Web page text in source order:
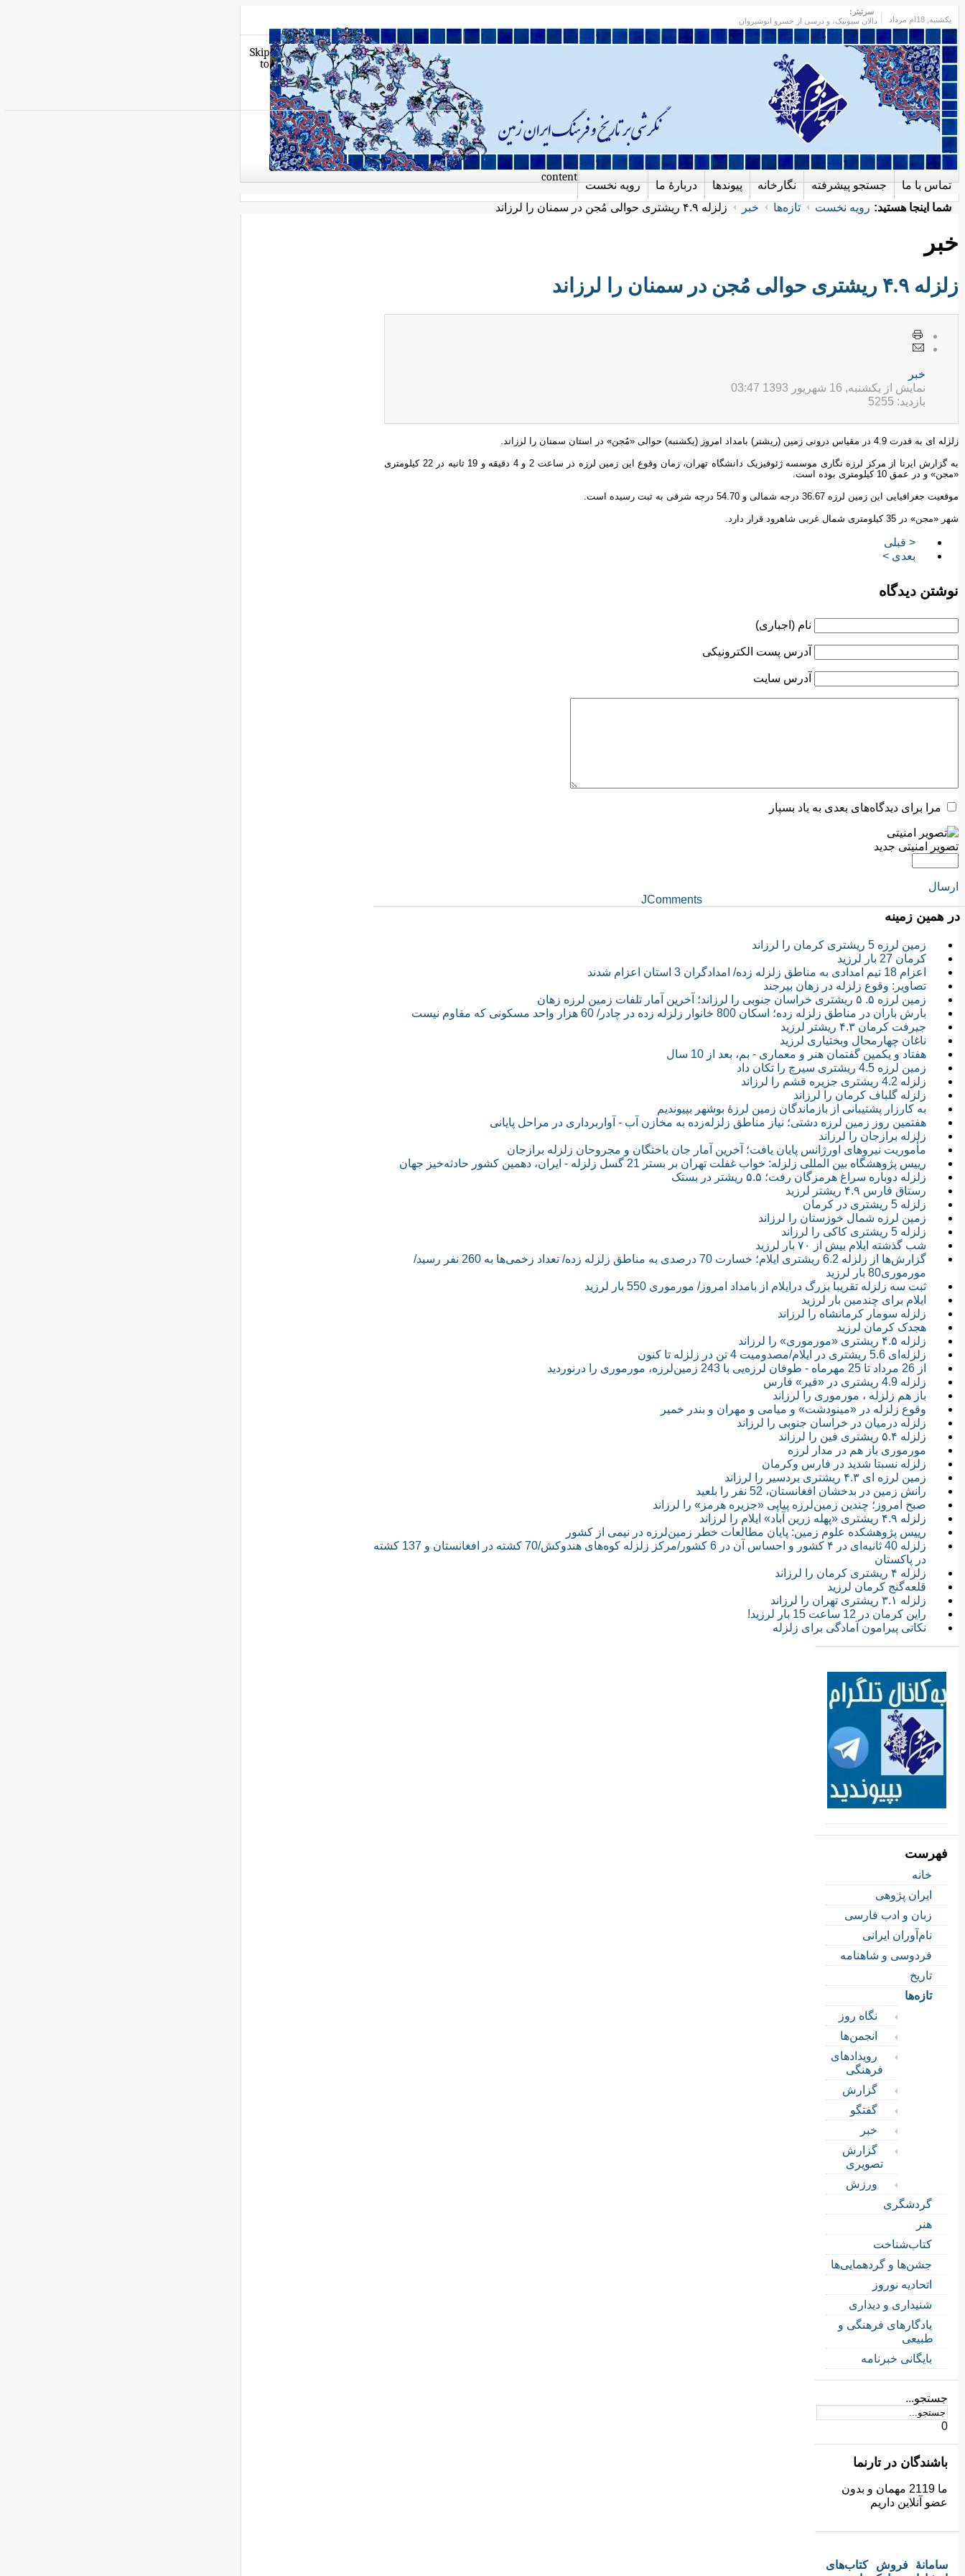
یکشنبه
سرتیتر:
دالان سیونیک، و درسی از خسرو انوشیروان
رویه نخست دربارهٔ ما پیوندها نگارخانه جستجو پیشرفته تماس با ما
Skip
to
content
شما اینجا هستید: رویه نخست تازه‌ها خبر زلزله ۴.۹ ریشتری حوالی مُجن در سمنان را لرزاند
خبر
زلزله ۴.۹ ریشتری حوالی مُجن در سمنان را لرزاند
خبر
نمایش از یکشنبه, 16 شهریور 1393 03:47
بازدید: 5255
زلزله ای به قدرت 4.9 در مقیاس درونی زمین (ریشتر) بامداد امروز (یکشنبه) حوالی «مُجن» در استان سمنان را لرزاند.
به گزارش ایرنا از مرکز لرزه نگاری موسسه ژئوفیزیک دانشگاه تهران، زمان وقوع این زمین لرزه در ساعت 2 و 4 دقیقه و 19 ثانیه در 22 کیلومتری
«مجن» و در عمق 10 کیلومتری بوده است.
موقعیت جغرافیایی این زمین لرزه 36.67 درجه شمالی و 54.70 درجه شرقی به ثبت رسیده است.
شهر «مجن» در 35 کیلومتری شمال غربی شاهرود قرار دارد.
< قبلی
بعدی >
نوشتن دیدگاه
نام (اجباری)
آدرس پست الکترونیکی
آدرس سایت
مرا برای دیدگاه‌های بعدی به یاد بسپار
تصویر امنیتی جدید
ارسال
JComments
در همین زمینه
زمین لرزه 5 ریشتری کرمان را لرزاند
کرمان 27 بار لرزید
اعزام 18 تیم امدادی به مناطق زلزله زده/ امدادگران 3 استان اعزام شدند
تصاویر: وقوع زلزله در زهان بیرجند
زمین لرزه ۵. ۵ ریشتری خراسان جنوبی را لرزاند؛ آخرین آمار تلفات زمین لرزه زهان
بارش باران در مناطق زلزله زده؛ اسکان 800 خانوار زلزله زده در چادر/ 60 هزار واحد مسکونی که مقاوم نیست
جیرفت کرمان ۴.۳ ریشتر لرزید
ناغان چهارمحال وبختیاری لرزید
هفتاد و یکمین گفتمان هنر و معماری - بم، بعد از 10 سال
زمین لرزه 4.5 ریشتری سیرچ را تکان داد
زلزله 4.2 ریشتری جزیره قشم را لرزاند
زلزله گلباف کرمان را لرزاند
به کارزار پشتیبانی از بازماندگان زمین لرزۀ بوشهر بپیوندیم
هفتمین روز زمین لرزه دشتی؛ نیاز مناطق زلزله‌زده به مخازن آب - آواربرداری در مراحل پایانی
زلزله برازجان را لرزاند
مأموریت نیروهای اورژانس پایان یافت؛ آخرین آمار جان باختگان و مجروحان زلزله برازجان
رییس پژوهشگاه بین المللی زلزله‌: خواب غفلت تهران بر بستر 21 گسل زلزله - ایران، دهمین کشور حادثه‌خیز جهان
زلزله دوباره سراغ هرمزگان رفت؛ ۵.۵ ریشتر در بستک
رستاق فارس ۴.۹ ریشتر لرزید
زلزله 5 ریشتری در کرمان
زمین لرزه شمال خوزستان را لرزاند
زلزله 5 ریشتری کاکی را لرزاند
شب گذشته ایلام بیش از ۷۰ بار لرزید
گزارش‌ها از زلزله 6.2 ریشتری ایلام؛ خسارت 70 درصدی به مناطق زلزله زده/ تعداد زخمی‌ها به 260 نفر رسید/
مورموری80 بار لرزید
ثبت سه زلزله تقریبا بزرگ درایلام از بامداد امروز/ مورموری 550 بار لرزید
ایلام برای چندمین بار لرزید
زلزله سومار کرمانشاه را لرزاند
هجدک کرمان لرزید
زلزله ۴.۵ ریشتری «مورموری» را لرزاند
زلزله‌ای 5.6 ریشتری در ایلام/مصدومیت 4 تن در زلزله تا کنون
از 26 مرداد تا 25 مهرماه - طوفان لرزه‌یی با 243 زمین‌لرزه، مورموری را درنوردید
زلزله 4.9 ریشتری در «قیر» فارس
باز هم زلزله ، مورموری را لرزاند
وقوع زلزله در «مینودشت» و میامی و مهران و بندر خمیر
زلزله درمیان در خراسان جنوبی را لرزاند
زلزله ۵.۴ ریشتری فین را لرزاند
مورموری باز هم در مدار لرزه
زلزله نسبتا شدید در فارس وکرمان
زمین لرزه ای ۴.۳ ریشتری بردسیر را لرزاند
رانش زمین در بدخشان افغانستان، 52 نفر را بلعید
صبح امروز؛ چندین زمین‌لرزه پیاپی «جزیره هرمز» را لرزاند
زلزله ۴.۹ ریشتری «پهله زرین آباد» ایلام را لرزاند
رییس پژوهشکده علوم زمین: پایان مطالعات خطر زمین‌لرزه در نیمی از کشور
زلزله 40 ثانیه‌ای در ۴ کشور و احساس آن در 6 کشور/مرکز زلزله کوه‌های هندوکش/70 کشته در افغانستان و 137 کشته
در پاکستان
زلزله ۴ ریشتری کرمان را لرزاند
قلعه‌گنج کرمان لرزید
زلزله ۳.۱ ریشتری تهران را لرزاند
راین کرمان در 12 ساعت 15 بار لرزید!
نکاتی پیرامون آمادگی برای زلزله
فهرست
خانه
ایران پژوهی
زبان و ادب فارسی
نام‌آوران ایرانی
فردوسی و شاهنامه
تاریخ
تازه‌ها
نگاه روز
انجمن‌ها
رویدادهای
فرهنگی
گزارش
گفتگو
خبر
گزارش
تصویری
ورزش
گردشگری
هنر
کتاب‌شناخت
جشن‌ها و گردهمایی‌ها
اتحادیه نوروز
شنیداری و دیداری
یادگارهای فرهنگی و
طبیعی
بایگانی خبرنامه
جستجو...
0
باشندگان در تارنما
ما 2119 مهمان و بدون
عضو آنلاین داریم
سامانهٔ فروش کتاب‌های